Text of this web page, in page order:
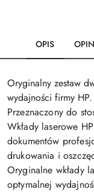
OPIS
Oryginalny zestaw
wydajności firmy HP.
Przeznaczony do
Wkłady laserowe
dokumentów
drukowania i
Oryginalne wkłady
optymalnej